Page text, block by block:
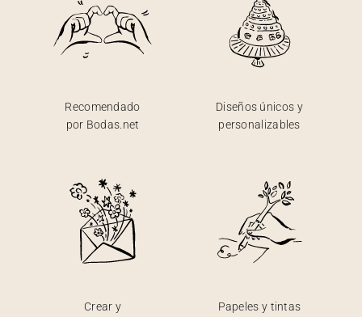
Recomendado
por Bodas.net
Diseños únicos y
personalizables
Crear y
Papeles y tintas